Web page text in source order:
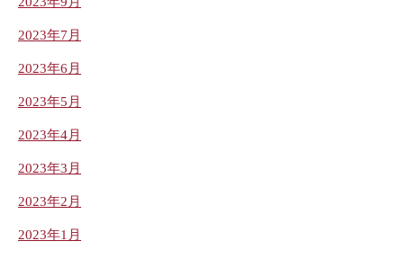
2023年7月
2023年6月
2023年5月
2023年4月
2023年3月
2023年2月
2023年1月